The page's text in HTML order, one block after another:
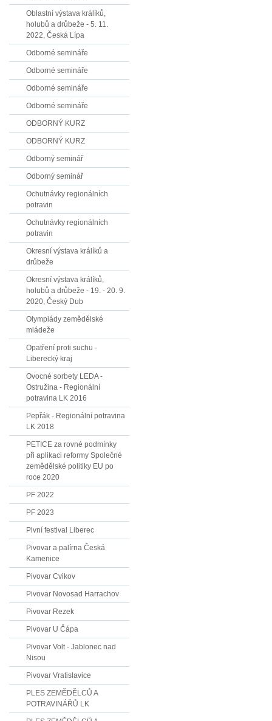
Oblastní výstava králíků,
holubů a drůbeže - 5. 11.
2022, Česká Lípa
Odborné semináře
Odborné semináře
Odborné semináře
Odborné semináře
ODBORNÝ KURZ
ODBORNÝ KURZ
Odborný seminář
Odborný seminář
Ochutnávky regionálních
potravin
Ochutnávky regionálních
potravin
Okresní výstava králíků a
drůbeže
Okresní výstava králíků,
holubů a drůbeže - 19. - 20. 9.
2020, Český Dub
Olympiády zemědělské
mládeže
Opatření proti suchu -
Liberecký kraj
Ovocné sorbety LEDA -
Ostružina - Regionální
potravina LK 2016
Pepřák - Regionální potravina
LK 2018
PETICE za rovné podmínky
při aplikaci reformy Společné
zemědělské politiky EU po
roce 2020
PF 2022
PF 2023
Pivní festival Liberec
Pivovar a palírna Česká
Kamenice
Pivovar Cvikov
Pivovar Novosad Harrachov
Pivovar Rezek
Pivovar U Čápa
Pivovar Volt - Jablonec nad
Nisou
Pivovar Vratislavice
PLES ZEMĚDĚLCŮ A
POTRAVINÁŘŮ LK